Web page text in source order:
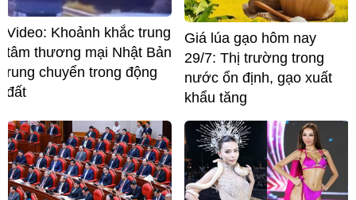
Video: Khoảnh khắc trung
tâm thương mại Nhật Bản
rung chuyển trong động
đất
Giá lúa gạo hôm nay
29/7: Thị trường trong
nước ổn định, gạo xuất
khẩu tăng